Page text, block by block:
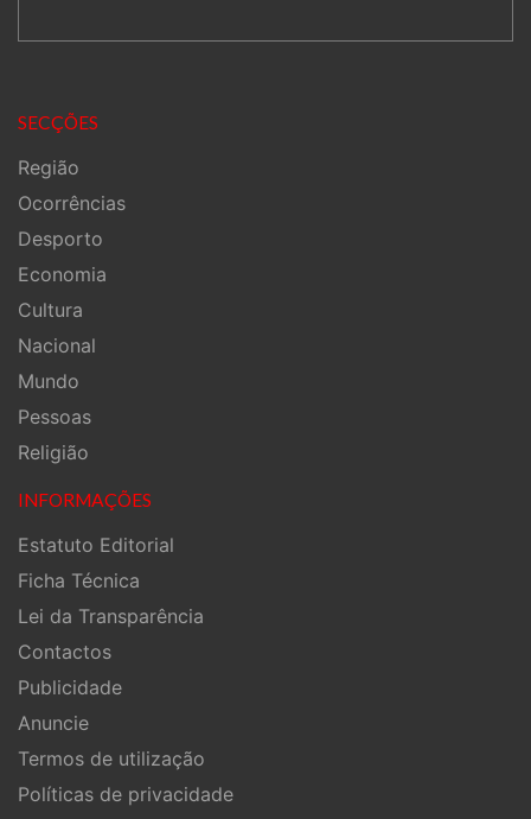
SECÇÕES
Região
Ocorrências
Desporto
Economia
Cultura
Nacional
Mundo
Pessoas
Religião
INFORMAÇÕES
Estatuto Editorial
Ficha Técnica
Lei da Transparência
Contactos
Publicidade
Anuncie
Termos de utilização
Políticas de privacidade